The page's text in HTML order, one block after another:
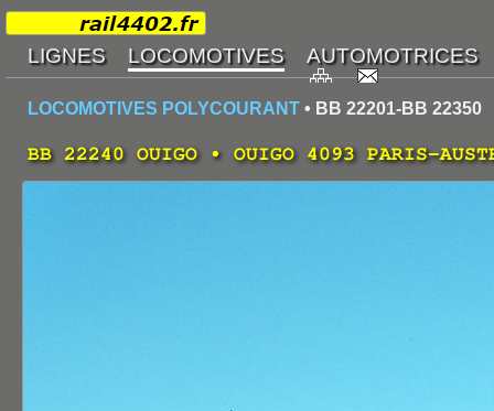
LOCOMOTIVES POLYCOURANT • BB 22201-BB 22350
BB 22240 OUIGO • OUIGO 4093 PARIS-